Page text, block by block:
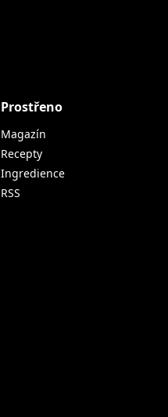
Prostřeno
Magazín
Recepty
Ingredience
RSS